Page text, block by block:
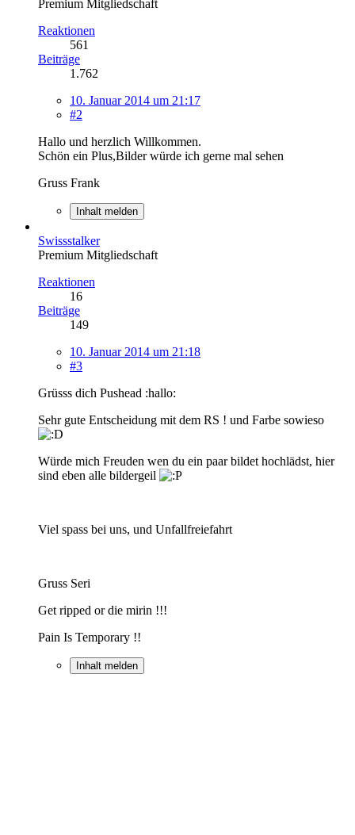
Premium Mitgliedschaft
Reaktionen
561
Beiträge
1.762
10. Januar 2014 um 21:17
#2
Hallo und herzlich Willkommen.
Schön ein Plus,Bilder würde ich gerne mal sehen
Gruss Frank
Inhalt melden
Swissstalker
Premium Mitgliedschaft
Reaktionen
16
Beiträge
149
10. Januar 2014 um 21:18
#3
Grüsss dich Pushead :hallo:
Sehr gute Entscheidung mit dem RS ! und Farbe sowieso
Würde mich Freuden wen du ein paar bildet hochlädst, hier
sind eben alle bildergeil
Viel spass bei uns, und Unfallfreiefahrt
Gruss Seri
Get ripped or die mirin !!!
Pain Is Temporary !!
Inhalt melden